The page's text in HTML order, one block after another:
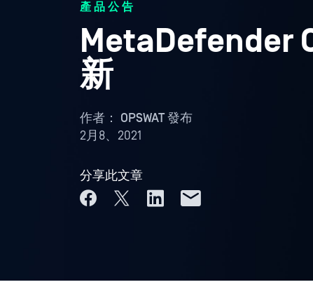
產品公告
MetaDefender
新
作者： OPSWAT 發布
2月8、2021
分享此文章